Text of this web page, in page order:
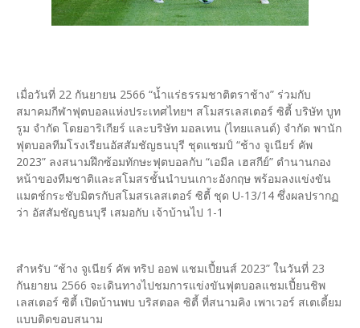
เมื่อวันที่ 22 กันยายน 2566 “น้ำแร่ธรรมชาติตราช้าง” ร่วมกับ
สมาคมกีฬาฟุตบอลแห่งประเทศไทยฯ สโมสรเลสเตอร์ ซิตี้ บริษัท บูท
รูม จำกัด โดยอาริเกียร์ และบริษัท มอลเทน (ไทยแลนด์) จำกัด พานัก
ฟุตบอลทีมโรงเรียนอัสสัมชัญธนบุรี ชุดแชมป์ “ช้าง จูเนียร์ คัพ
2023” ลงสนามฝึกซ้อมทักษะฟุตบอลกับ “เอมีล เฮสกีย์” ตำนานกอง
หน้าของทีมชาติและสโมสรชั้นนำบนเกาะอังกฤษ พร้อมลงแข่งขัน
แมตช์กระชับมิตรกับสโมสรเลสเตอร์ ซิตี้ ชุด U-13/14 ซึ่งผลปรากฏ
ว่า อัสสัมชัญธนบุรี เสมอกับ เจ้าบ้านไป 1-1
สำหรับ “ช้าง จูเนียร์ คัพ ทริป ออฟ แชมเปี้ยนส์ 2023” ในวันที่ 23
กันยายน 2566 จะเดินทางไปชมการแข่งขันฟุตบอลแชมเปี้ยนชิพ
เลสเตอร์ ซิตี้ เปิดบ้านพบ บริสตอล ซิตี้ ที่สนามคิง เพาเวอร์ สเตเดี้ยม
แบบติดขอบสนาม